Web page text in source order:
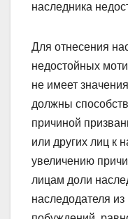
наследника
Для отнесения
недостойных
не имеет
должны
причиной
или других лиц к
увеличению
лицам доли
наследодателя из